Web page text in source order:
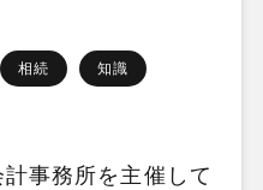
相続 知識
事務所を主催して